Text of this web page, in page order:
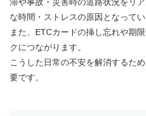
な時間・ストレスの原因となってい
また、ETCカードの挿し忘れや期
クにつながります。
こうした日常の不安を解消するた
要です。